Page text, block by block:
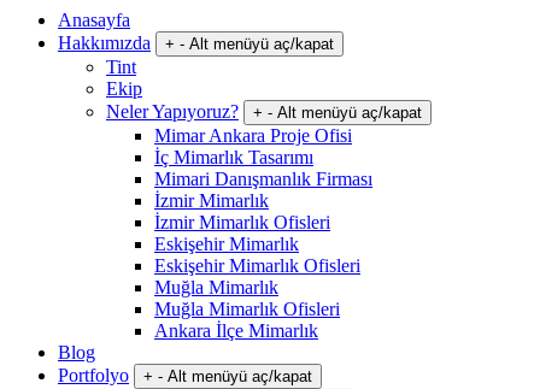
Anasayfa
Hakkımızda
+ - Alt menüyü aç/kapat
Tint
Ekip
Neler Yapıyoruz?
+ - Alt menüyü aç/kapat
Mimar Ankara Proje Ofisi
İç Mimarlık Tasarımı
Mimari Danışmanlık Firması
İzmir Mimarlık
İzmir Mimarlık Ofisleri
Eskişehir Mimarlık
Eskişehir Mimarlık Ofisleri
Muğla Mimarlık
Muğla Mimarlık Ofisleri
Ankara İlçe Mimarlık
Blog
Portfolyo
+ - Alt menüyü aç/kapat